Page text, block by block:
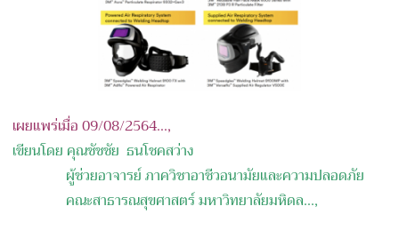
เผยแพร่เมื่อ 09/08/2564...,
เขียนโดย คุณชัชชัย ธนโชคสว่าง
ผู้ช่วยอาจารย์ภาควิชาอาชีวอนามัยและความปลอดภัย
คณะสาธารณสุขศาสตร์มหาวิทยาลัยมหิดล...,